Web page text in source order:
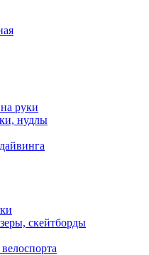
руки
нудлы
скейтборды